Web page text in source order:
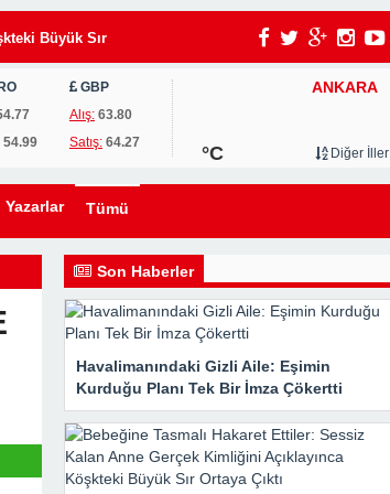
Büyük Sır
Ait Olduğunu
Değiştirdi
Çıkardı
54.99
GBP
Alış:63.80
Satış:64.27
ANKARA
°C Diğer İller
Yazarlar Tümü
Son Haberler
Havalimanındaki Gizli Aile: Eşimin
Kurduğu Planı Tek Bir İmza Çökertti